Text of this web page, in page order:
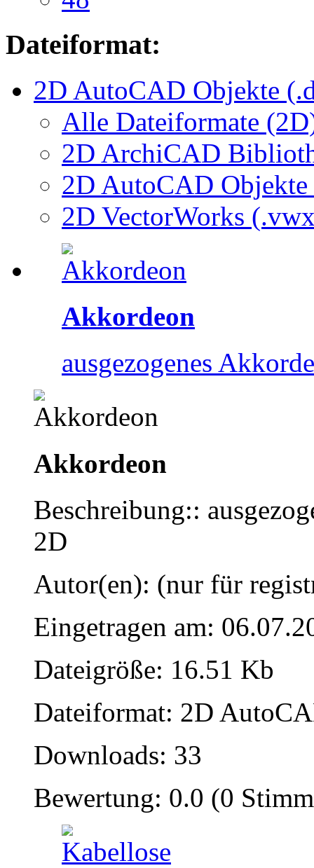
Dateiformat:
2D AutoCAD Objekte
Alle Dateiformate
2D ArchiCAD
2D AutoCAD
2D VectorWorks
Akkordeon
ausgezogenes
Akkordeon
Beschreibung::
2D
Autor(en): (nur für
Eingetragen am:
Dateigröße: 16.51 Kb
Dateiformat: 2D
Downloads: 33
Bewertung: 0.0 (0